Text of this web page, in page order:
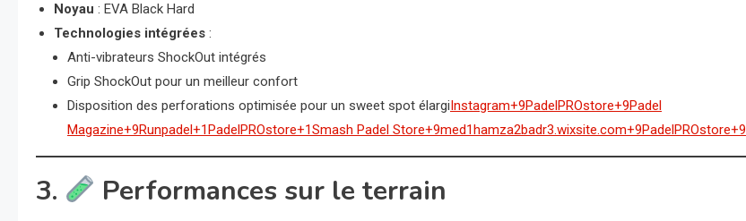
Noyau : EVA Black Hard
Technologies intégrées :
Anti-vibrateurs ShockOut intégrés
Grip ShockOut pour un meilleur confort
Disposition des perforations optimisée pour un sweet spot élargiInstagram+9PadelPROstore+9Padel
Magazine+9Runpadel+1PadelPROstore+1Smash Padel Store+9med1hamza2badr3.wixsite.com+9PadelPROstore+9
3. Performances sur le terrain